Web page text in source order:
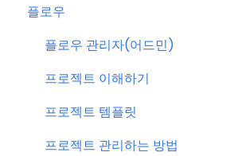
결제
결제 관련 자주 묻는 질문
공지사항
특별 프로모션
신규 업데이트 (PC&서버)
서버 작업
KT cloud BizWorks 서버 작업
플로우
플로우 관리자(어드민)
프로젝트 이해하기
프로젝트 템플릿
프로젝트 관리하는 방법